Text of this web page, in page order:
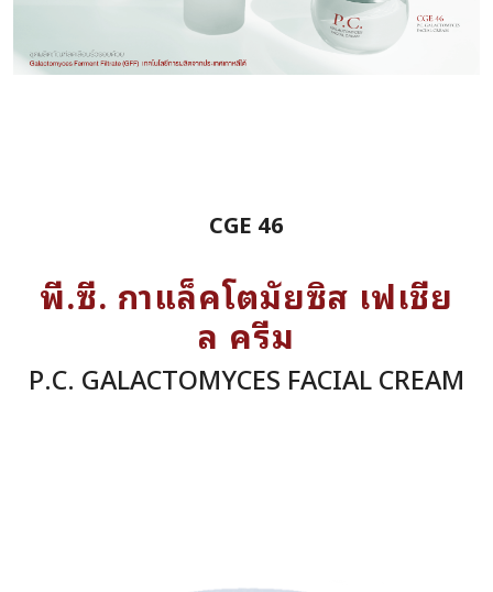
CGE 46
พี.ซี. กาแล็คโตมัยซิส เฟเชีย
ล ครีม
P.C. GALACTOMYCES FACIAL CREAM